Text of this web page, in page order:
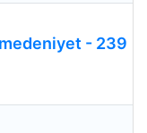
medeniyet - 239